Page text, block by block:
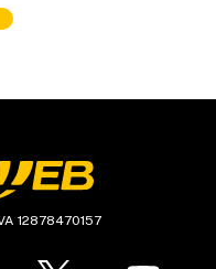
12878470157